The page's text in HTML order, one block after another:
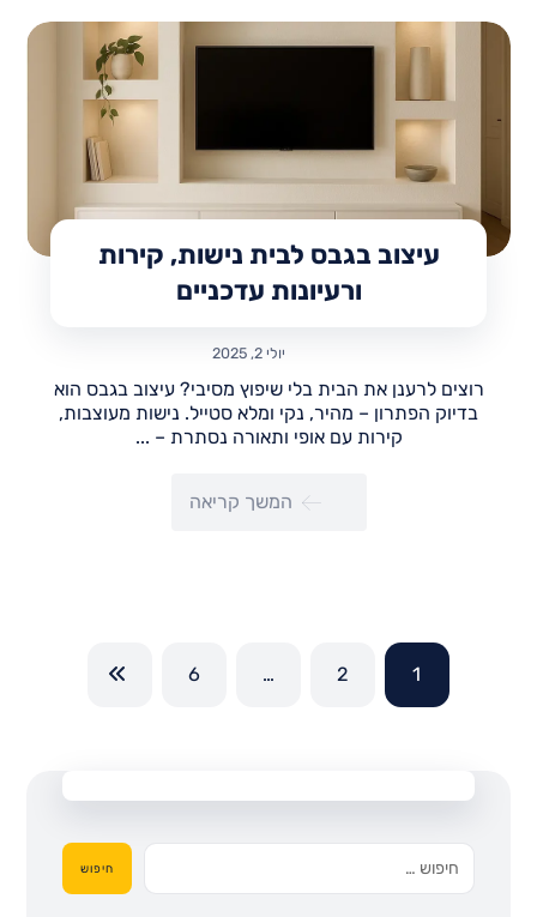
עיצוב בגבס לבית נישות, קירות
ורעיונות עדכניים
יולי 2, 2025
רוצים לרענן את הבית בלי שיפוץ מסיבי? עיצוב בגבס הוא
בדיוק הפתרון – מהיר, נקי ומלא סטייל. נישות מעוצבות,
קירות עם אופי ותאורה נסתרת – ...
המשך קריאה
1
2
…
6
חיפוש